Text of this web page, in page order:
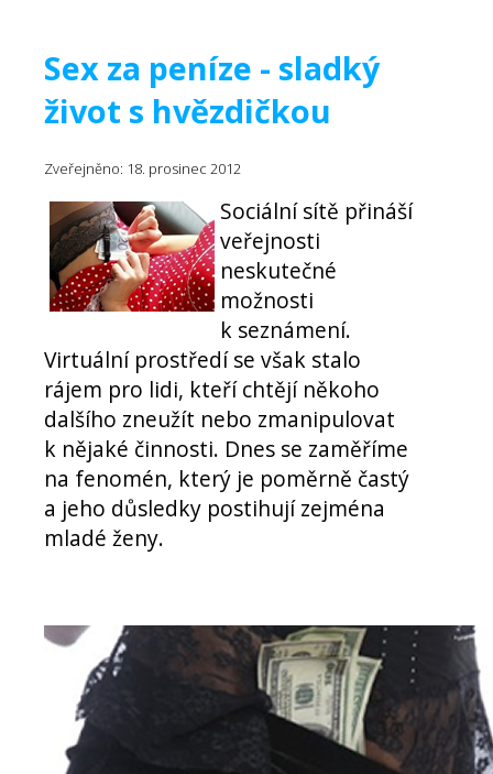
Sex za peníze - sladký
život s hvězdičkou
Zveřejněno: 18. prosinec 2012
Sociální sítě přináší
veřejnosti
neskutečné
možnosti
k seznámení.
Virtuální prostředí se však stalo
rájem pro lidi, kteří chtějí někoho
dalšího zneužít nebo zmanipulovat
k nějaké činnosti. Dnes se zaměříme
na fenomén, který je poměrně častý
a jeho důsledky postihují zejména
mladé ženy.